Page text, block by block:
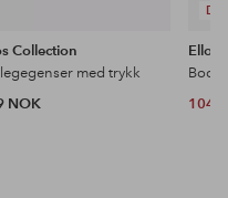
Collection
med trykk
NOK
Ellos
104